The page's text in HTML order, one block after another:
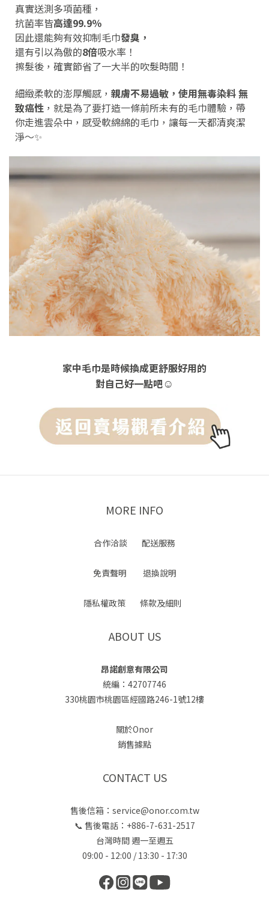
真實送測多項菌種，
抗菌率皆高達99.9％
因此還能夠有效抑制毛巾發臭，
還有引以為傲的8倍吸水率！
擦髮後，確實節省了一大半的吹髮時間！
細緻柔軟的澎厚觸感， 親膚不易過敏，使用無毒染料 無
致癌性 ，就是為了要打造一條前所未有的毛巾體驗，帶
你走進雲朵中，感受軟綿綿的毛巾，讓每一天都清爽潔
淨～✨
家中毛巾是時候換成更舒服好用的
對自己好一點吧☺
MORE INFO
合作洽談 配送服務
免責聲明 退換說明
隱私權政策 條款及細則
ABOUT US
昂諾創意有限公司
統編：42707746
330桃園市桃園區經國路246-1號12樓
關於Onor
銷售據點
CONTACT US
售後信箱：service@onor.com.tw
📞 售後電話：+886-7-631-2517
台灣時間 週一至週五
09:00 - 12:00 / 13:30 - 17:30